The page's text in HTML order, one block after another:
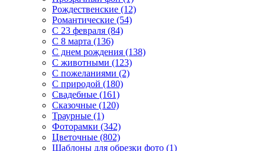
Рождественские (12)
Романтические (54)
С 23 февраля (84)
С 8 марта (136)
С днем рождения (138)
С животными (123)
С пожеланиями (2)
С природой (180)
Свадебные (161)
Сказочные (120)
Траурные (1)
Фоторамки (342)
Цветочные (802)
Шаблоны для обрезки фото (1)